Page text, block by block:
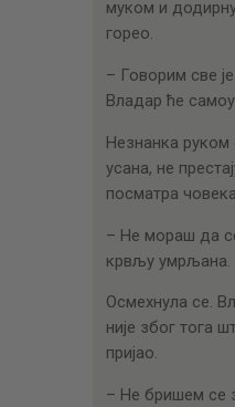
муком и
горео.
– Говорим све
Владар ће
Незнанка руком
усана, не
посматра
– Не мораш да
крвљу умрљана.
Осмехнула се.
није због тога
пријао.
– Не бришем се